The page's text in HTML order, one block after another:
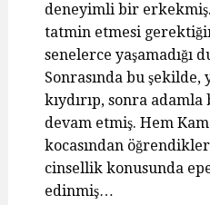
deneyimli bir erkekmiş.
tatmin etmesi
senelerce yaşamadığı
Sonrasında bu şekilde,
kıydırıp, sonra
devam etmiş. Hem
kocasından
cinsellik konusunda
edinmiş…